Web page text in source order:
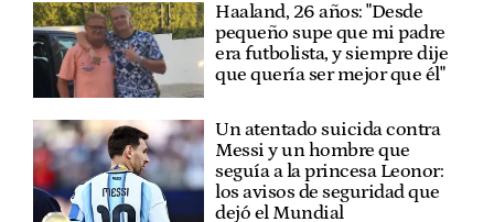
Haaland, 26 años: "Desde
pequeño supe que mi padre
era futbolista, y siempre dije
que quería ser mejor que él"
Un atentado suicida contra
Messi y un hombre que
seguía a la princesa Leonor:
los avisos de seguridad que
dejó el Mundial